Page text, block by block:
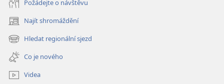
Požádejte o návštěvu
Najít shromáždění
(otevřeno
nové
okno)
Hledat regionální sjezd
(otevřeno
nové
okno)
Co je nového
Videa